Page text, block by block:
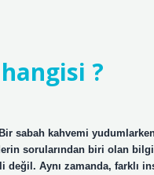
?
sabah kahvemi
sorularından biri olan
Aynı zamanda, farklı